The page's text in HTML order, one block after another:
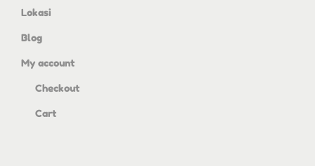
Lokasi
Blog
My account
Checkout
Cart